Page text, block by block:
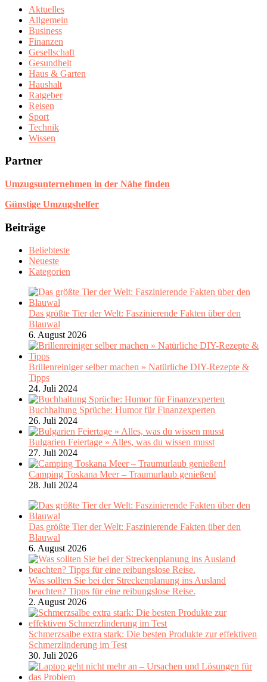
Aktuelles
Allgemein
Business
Finanzen
Gesellschaft
Gesundheit
Haus & Garten
Haushalt
Ratgeber
Reisen
Sport
Technik
Wissen
Partner
Umzugsunternehmen in der Nähe finden
Günstige Umzugshelfer
Beiträge
Beliebteste
Neueste
Kategorien
Das größte Tier der Welt: Faszinierende Fakten über den
Blauwal
6. August 2026
Brillenreiniger selber machen » Natürliche DIY-Rezepte &
Tipps
24. Juli 2024
Buchhaltung Sprüche: Humor für Finanzexperten
26. Juli 2024
Bulgarien Feiertage » Alles, was du wissen musst
27. Juli 2024
Camping Toskana Meer – Traumurlaub genießen!
28. Juli 2024
Das größte Tier der Welt: Faszinierende Fakten über den
Blauwal
6. August 2026
Was sollten Sie bei der Streckenplanung ins Ausland
beachten? Tipps für eine reibungslose Reise.
2. August 2026
Schmerzsalbe extra stark: Die besten Produkte zur effektiven
Schmerzlinderung im Test
30. Juli 2026